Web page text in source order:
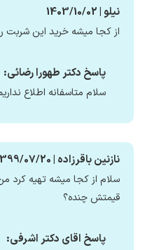
نیلو | 1403/10/02
از کجا میشه خرید این شربت
پاسخ دکتر طهورا رضائی:
سلام متاسفانه اطلاع
نازنین باقرزاده | 1399/07/20
سلام از کجا میشه تهیه کرد
قیمتش چنده؟
پاسخ اقای دکتر اشرفی: